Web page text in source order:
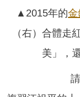
▲2015年的金
（右）合體走
美」，